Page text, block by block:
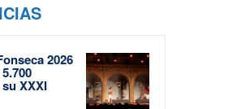
2026
XXXI